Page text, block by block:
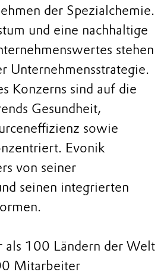
der Spezialchemie.
und eine nachhaltige
stehen
Unternehmensstrategie.
Konzerns sind auf die
Gesundheit,
sowie
Evonik
von seiner
seinen integrierten
als 100 Ländern der Welt
Mitarbeiter